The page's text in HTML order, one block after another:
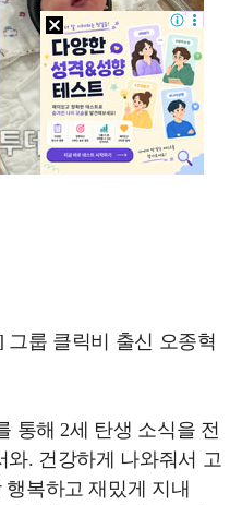
룹 클릭비 출신 오종혁
통해 2세 탄생 소식을 전
. 건강하게 나와줘서 고
복하고 재밌게 지내